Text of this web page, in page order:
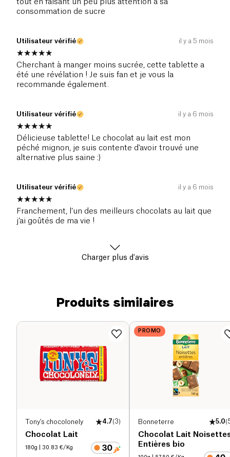
tout en faisant un peu plus attention à sa
consommation de sucre
Utilisateur vérifié il y a 5 mois
Cherchant à manger moins sucrée, cette tablette a
été une révélation ! Je suis fan et je vous la
recommande également.
Utilisateur vérifié il y a 6 mois
Délicieuse tablette! Le chocolat au lait est mon
péché mignon, je suis contente d'avoir trouvé une
alternative plus saine :)
Utilisateur vérifié il y a 6 mois
Franchement, l’un des meilleurs chocolats au lait que
j’ai goûtés de ma vie !
Charger plus d'avis
Produits similaires
Tony's chocolonely 4.7(3)
Chocolat Lait
180g | 30.83 €/Kg
PROMO
Bonneterre 5.0(
Chocolat Lait
Entières bio